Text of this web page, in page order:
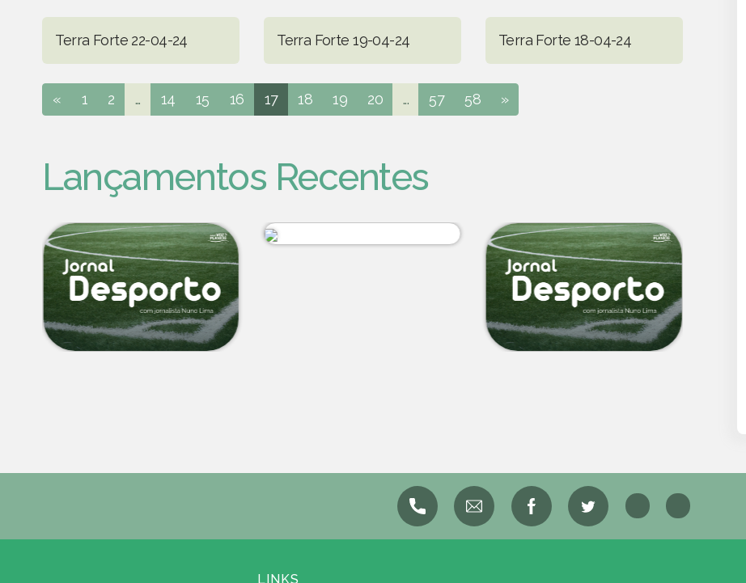
Terra Forte 22-04-24 Terra Forte 19-04-24 Terra Forte 18-04-24
« 1 2 ... 14 15 16 17 18 19 20 ... 57 58 »
Lançamentos Recentes
LINKS